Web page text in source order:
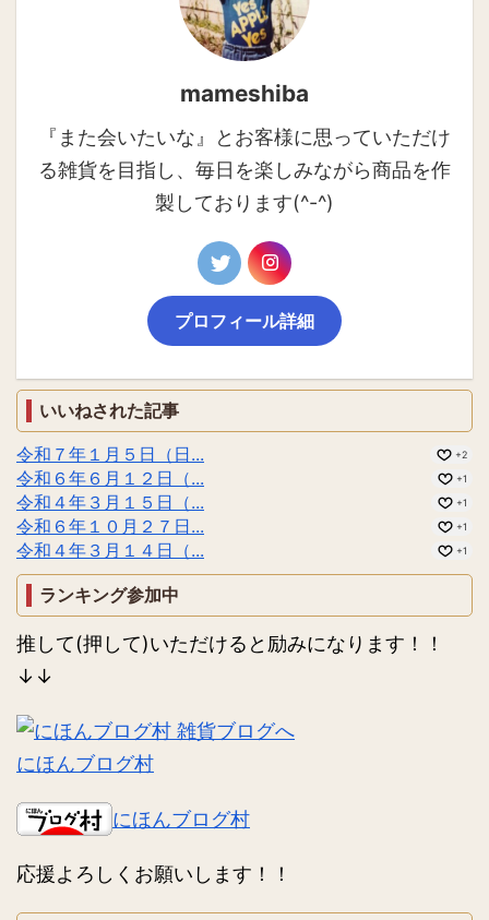
mameshiba
『また会いたいな』とお客様に思っていただけ
る雑貨を目指し、毎日を楽しみながら商品を作
製しております(^-^)
プロフィール詳細
いいねされた記事
令和７年１月５日（日...
+2
令和６年６月１２日（... +1
令和４年３月１５日（... +1
令和６年１０月２７日... +1
令和４年３月１４日（... +1
ランキング参加中
推して(押して)いただけると励みになります！！
↓↓
にほんブログ村
にほんブログ村
応援よろしくお願いします！！